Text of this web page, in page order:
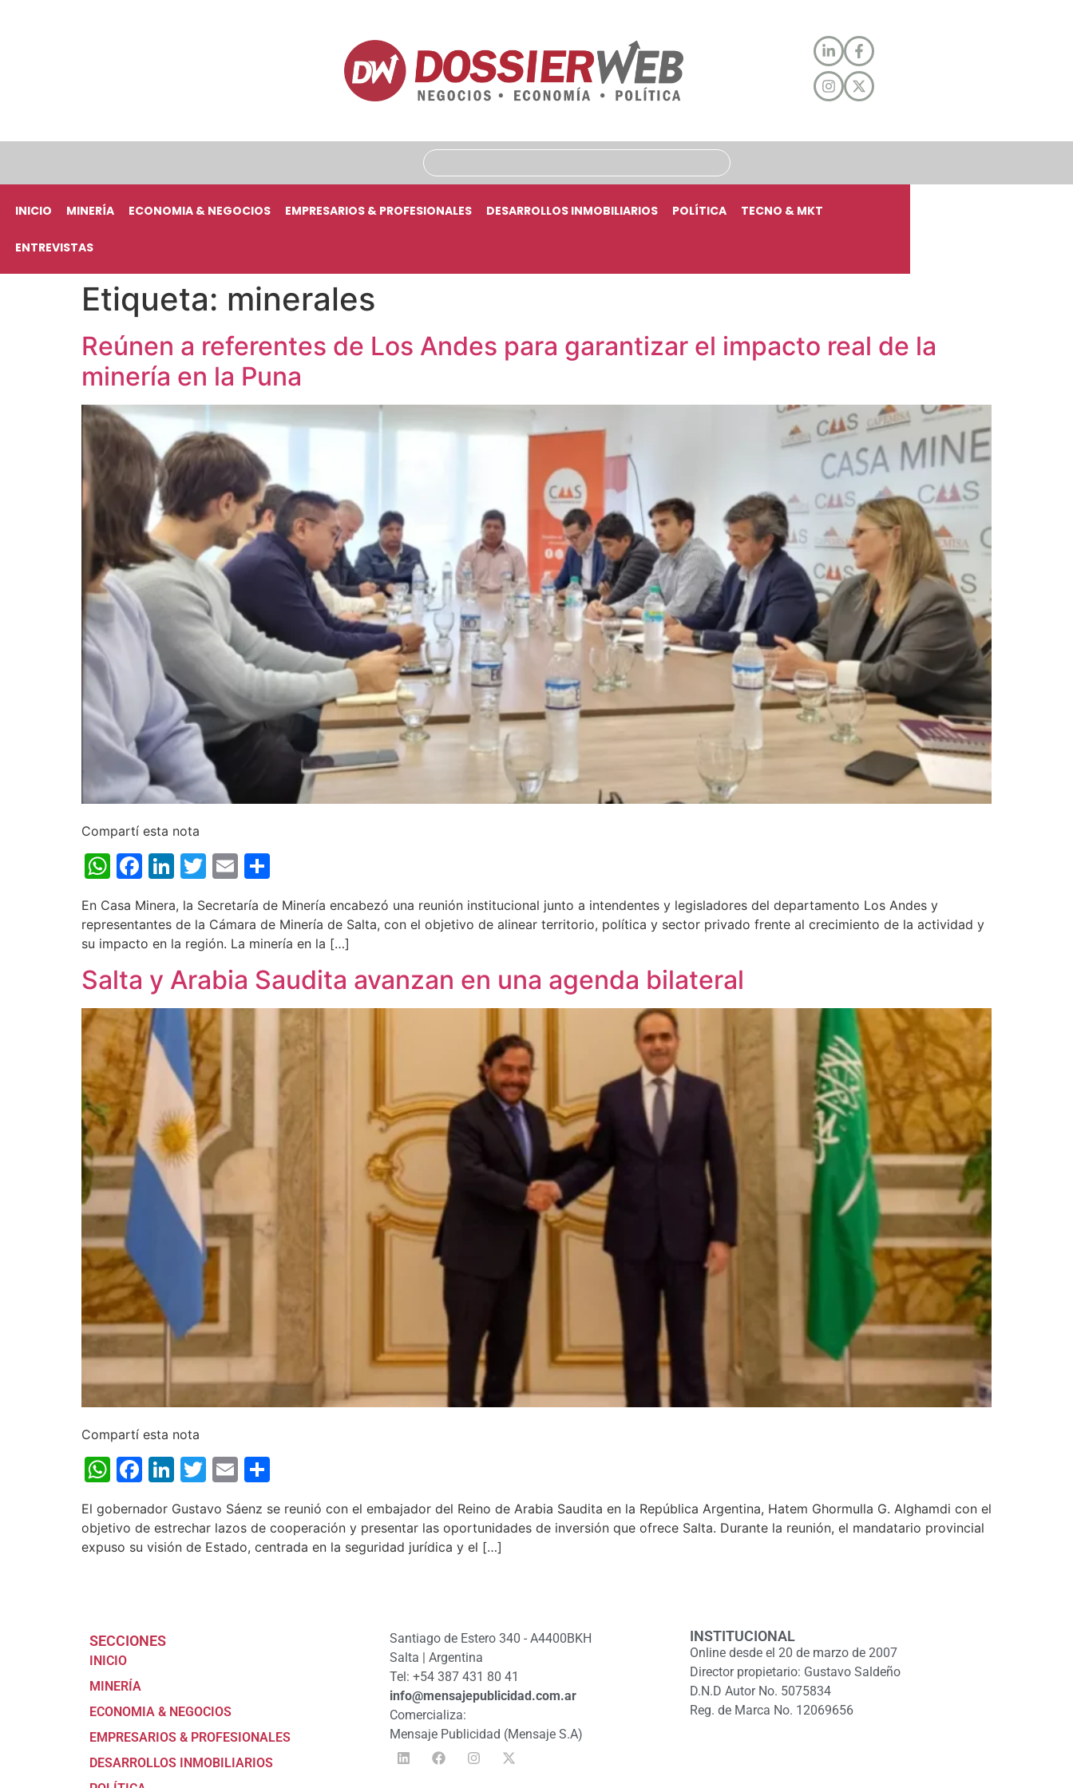
INICIO MINERÍA ECONOMIA & NEGOCIOS EMPRESARIOS & PROFESIONALES DESARROLLOS INMOBILIARIOS POLÍTICA TECNO & MKT
ENTREVISTAS
Etiqueta: minerales
Reúnen a referentes de Los Andes para garantizar el impacto real de la
minería en la Puna
Compartí esta nota
WhatsApp
Facebook
LinkedIn
Twitter
Email
En Casa Minera, la Secretaría de Minería encabezó una reunión institucional junto a intendentes y legisladores del departamento Los Andes y
representantes de la Cámara de Minería de Salta, con el objetivo de alinear territorio, política y sector privado frente al crecimiento de la actividad y
su impacto en la región. La minería en la […]
Salta y Arabia Saudita avanzan en una agenda bilateral
Compartí esta nota
WhatsApp
Facebook
LinkedIn
Twitter
Email
El gobernador Gustavo Sáenz se reunió con el embajador del Reino de Arabia Saudita en la República Argentina, Hatem Ghormulla G. Alghamdi con el
objetivo de estrechar lazos de cooperación y presentar las oportunidades de inversión que ofrece Salta. Durante la reunión, el mandatario provincial
expuso su visión de Estado, centrada en la seguridad jurídica y el […]
SECCIONES
INICIO
MINERÍA
ECONOMIA & NEGOCIOS
EMPRESARIOS & PROFESIONALES
DESARROLLOS INMOBILIARIOS
Santiago de Estero 340 - A4400BKH
Salta | Argentina
Tel: +54 387 431 80 41
info@mensajepublicidad.com.ar
Comercializa:
Mensaje Publicidad (Mensaje S.A)
INSTITUCIONAL
Online desde el 20 de marzo de 2007
Director propietario: Gustavo Saldeño
D.N.D Autor No. 5075834
Reg. de Marca No. 12069656